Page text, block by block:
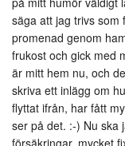
säga att jag trivs som
promenad genom
frukost och gick med
är mitt hem nu, och
skriva ett inlägg om
flyttat ifrån, har fått
ser på det. :-) Nu ska